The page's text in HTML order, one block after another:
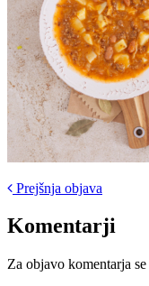
Post
navigation
Prejšnja objava
Komentarji
Za objavo komentarja